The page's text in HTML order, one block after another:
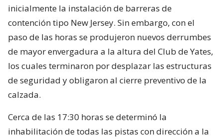
inicialmente la instalación de barreras de
contención tipo New Jersey. Sin embargo, con el
paso de las horas se produjeron nuevos derrumbes
de mayor envergadura a la altura del Club de Yates,
los cuales terminaron por desplazar las estructuras
de seguridad y obligaron al cierre preventivo de la
calzada.
Cerca de las 17:30 horas se determinó la
inhabilitación de todas las pistas con dirección a la